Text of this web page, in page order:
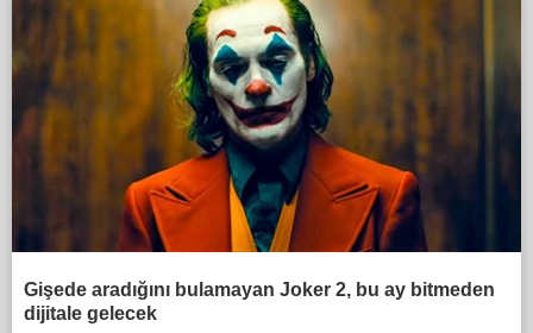
Gişede aradığını bulamayan Joker 2, bu ay bitmeden
dijitale gelecek